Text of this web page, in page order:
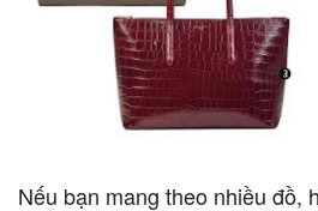
Nếu bạn mang theo nhiều đồ,